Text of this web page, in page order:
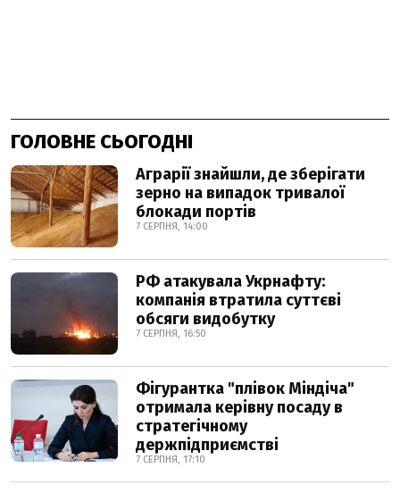
ГОЛОВНЕ СЬОГОДНІ
Аграрії знайшли, де зберігати
зерно на випадок тривалої
блокади портів
7 СЕРПНЯ, 14:00
РФ атакувала Укрнафту:
компанія втратила суттєві
обсяги видобутку
7 СЕРПНЯ, 16:50
Фігурантка "плівок Міндіча"
отримала керівну посаду в
стратегічному
держпідприємстві
7 СЕРПНЯ, 17:10